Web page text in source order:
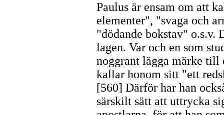
Paulus är ensam om att
elementer", "svaga och
"dödande bokstav" o.s.v.
lagen. Var och en som
noggrant lägga märke till
kallar honom sitt "ett
[560] Därför har han
särskilt sätt att uttrycka